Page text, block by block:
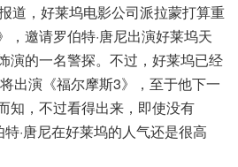
道，好莱坞电影公司派拉蒙打算重
，邀请罗伯特·唐尼出演好莱坞天
演的一名警探。不过，好莱坞已经
出演《福尔摩斯3》，至于他下一
知，不过看得出来，即使没有
特·唐尼在好莱坞的人气还是很高